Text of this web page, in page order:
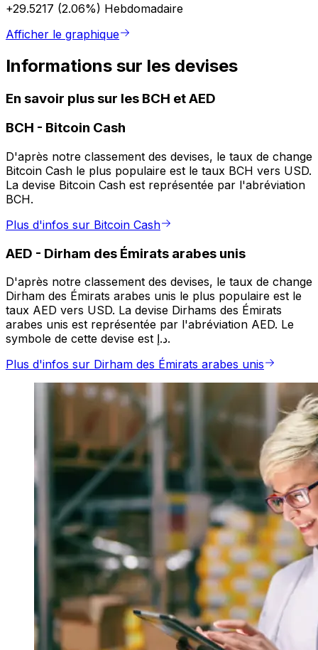
+29.5217 (2.06%) Hebdomadaire
Afficher le graphique
Informations sur les devises
En savoir plus sur les BCH et AED
BCH - Bitcoin Cash
D'après notre classement des devises, le taux de change
Bitcoin Cash le plus populaire est le taux BCH vers USD.
La devise Bitcoin Cash est représentée par l'abréviation
BCH.
Plus d'infos sur Bitcoin Cash
AED - Dirham des Émirats arabes unis
D'après notre classement des devises, le taux de change
Dirham des Émirats arabes unis le plus populaire est le
taux AED vers USD. La devise Dirhams des Émirats
arabes unis est représentée par l'abréviation AED. Le
symbole de cette devise est د.إ.
Plus d'infos sur Dirham des Émirats arabes unis